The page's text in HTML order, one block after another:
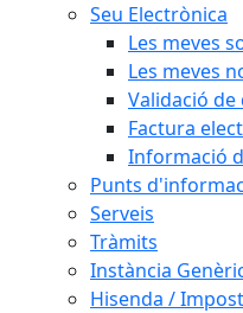
Seu Electrònica
Les meves
Les meves
Validació
Factura
Informació
Punts
Serveis
Tràmits
Instància
Hisenda /